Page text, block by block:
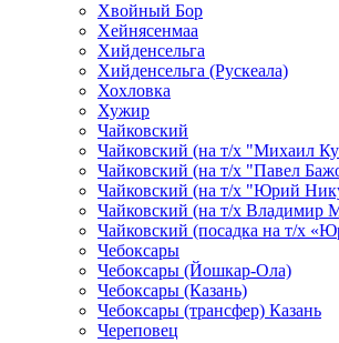
Хвойный Бор
Хейнясенмаа
Хийденсельга
Хийденсельга (Рускеала)
Хохловка
Хужир
Чайковский
Чайковский (на т/х "Михаил
Чайковский (на т/х "Павел
Чайковский (на т/х "Юрий
Чайковский (на т/х Владимир
Чайковский (посадка на т/х
Чебоксары
Чебоксары (Йошкар-Ола)
Чебоксары (Казань)
Чебоксары (трансфер) Казань
Череповец